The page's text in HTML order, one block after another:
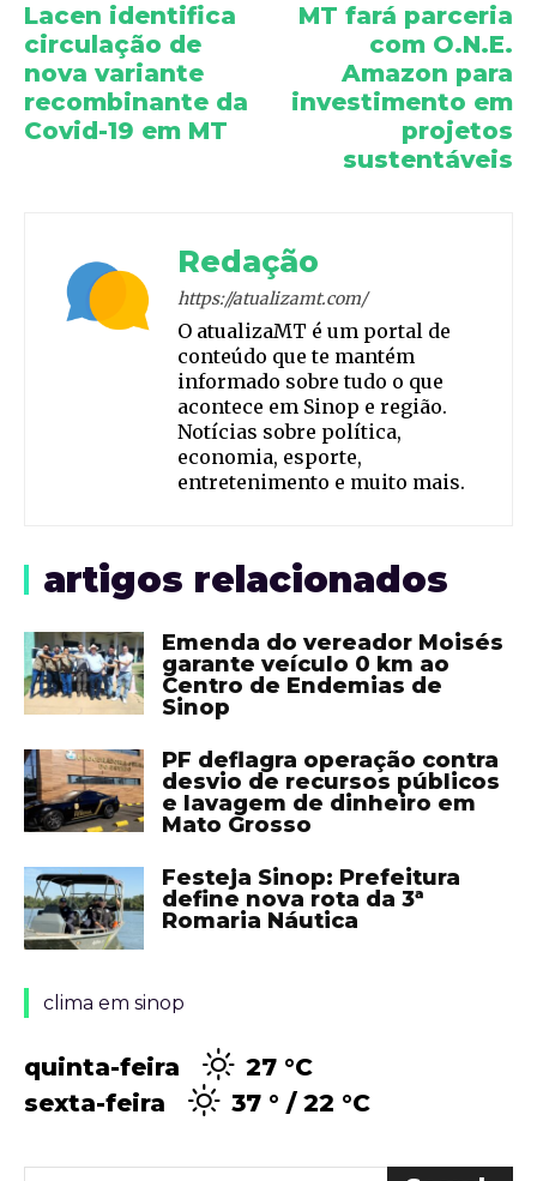
Lacen identifica
circulação de
nova variante
recombinante da
Covid-19 em MT
MT fará parceria
com O.N.E.
Amazon para
investimento em
projetos
sustentáveis
Redação
https://atualizamt.com/
O atualizaMT é um portal de
conteúdo que te mantém
informado sobre tudo o que
acontece em Sinop e região.
Notícias sobre política,
economia, esporte,
entretenimento e muito mais.
artigos relacionados
Emenda do vereador Moisés
garante veículo 0 km ao
Centro de Endemias de
Sinop
PF deflagra operação contra
desvio de recursos públicos
e lavagem de dinheiro em
Mato Grosso
Festeja Sinop: Prefeitura
define nova rota da 3ª
Romaria Náutica
clima em sinop
quinta-feira 27 °C
sexta-feira
37 ° 22 °C